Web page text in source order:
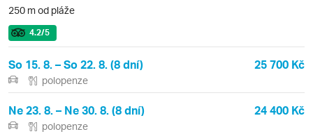
250 m od pláže
4.2/5
So 15. 8. – So 22. 8. (8 dní) 25 700 Kč
polopenze
Ne 23. 8. – Ne 30. 8. (8 dní) 24 400 Kč
polopenze